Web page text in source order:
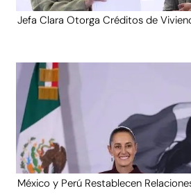
Jefa Clara Otorga Créditos de
México y Perú Restablecen